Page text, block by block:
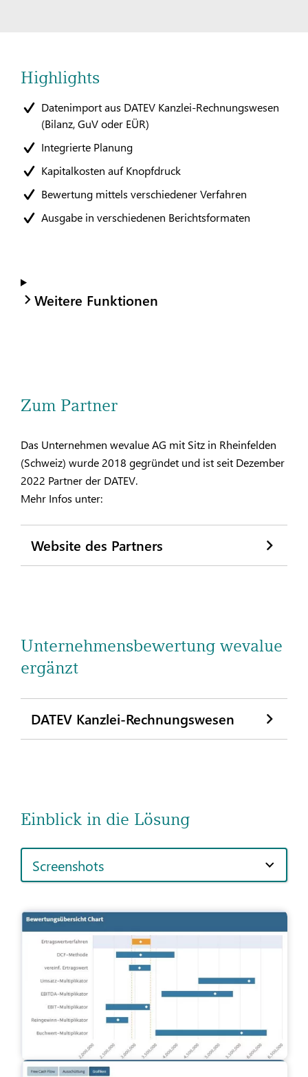
Highlights
Datenimport aus DATEV Kanzlei-Rechnungswesen
(Bilanz, GuV oder EÜR)
Integrierte Planung
Kapitalkosten auf Knopfdruck
Bewertung mittels verschiedener Verfahren
Ausgabe in verschiedenen Berichtsformaten
Weitere Funktionen
Zum Partner
Das Unternehmen wevalue AG mit Sitz in Rheinfelden
(Schweiz) wurde 2018 gegründet und ist seit Dezember
2022 Partner der DATEV.
Mehr Infos unter:
Website des Partners
Unternehmensbewertung wevalue
ergänzt
DATEV Kanzlei-Rechnungswesen
Einblick in die Lösung
Screenshots